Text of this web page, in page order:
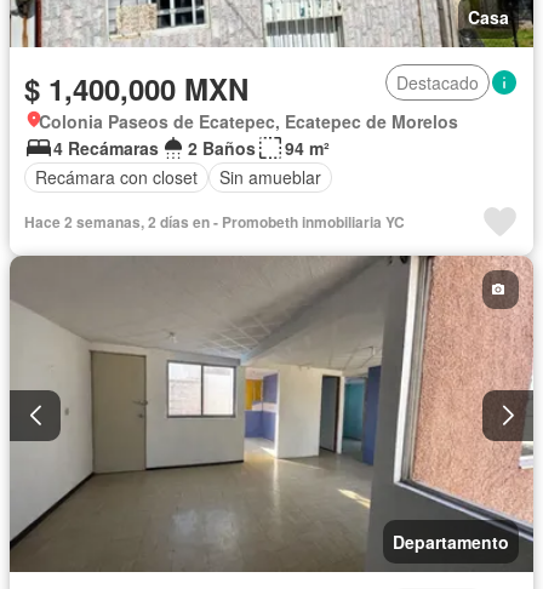
Casa
$ 1,400,000 MXN
Destacado
Colonia Paseos de Ecatepec, Ecatepec de Morelos
4 Recámaras
2 Baños
94 m²
Recámara con closet
Sin amueblar
Hace 2 semanas, 2 días en - Promobeth inmobiliaria YC
Departamento